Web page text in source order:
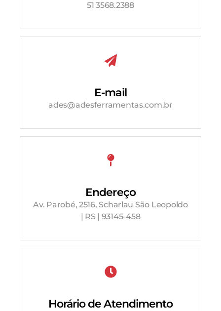
51 3568.2388
E-mail
ades@adesferramentas.com.br
Endereço
Av. Parobé, 2516, Scharlau São Leopoldo
| RS | 93145-458
Horário de Atendimento